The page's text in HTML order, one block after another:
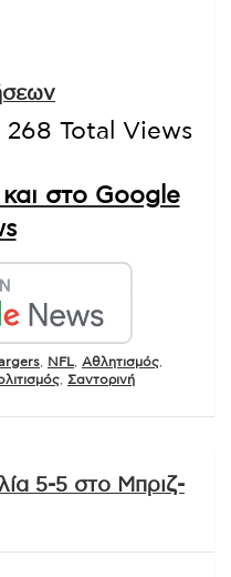
268 Total Views
στο Google
NFL Αθλητισμός
Σαντορινή
5-5 στο Μπριζ-